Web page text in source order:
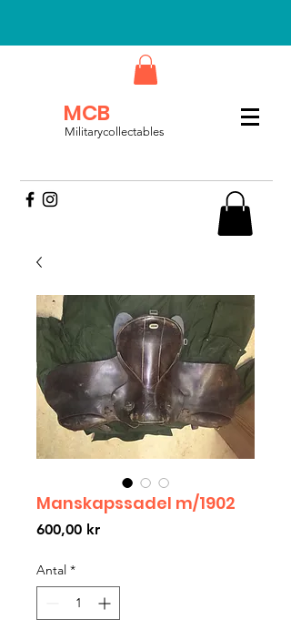
MCB
Militarycollectables
Manskapssadel m/1902
600,00 krPris
Antal *